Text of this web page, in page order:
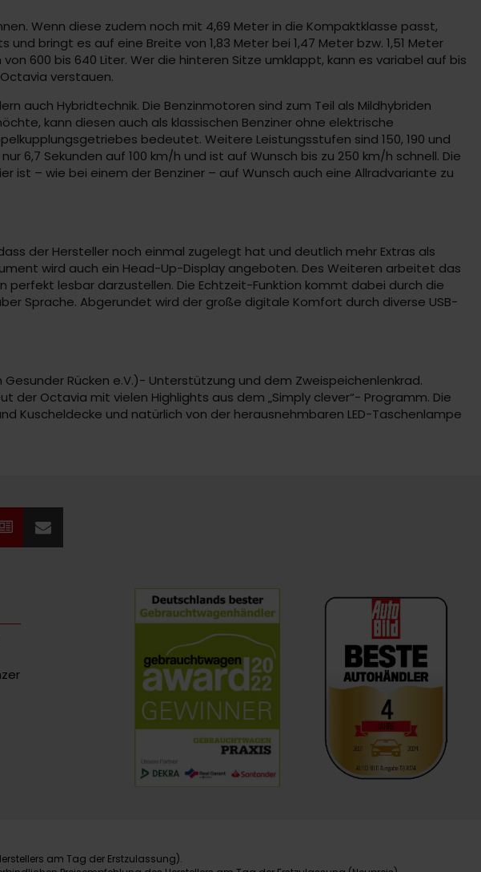
Wenn diese zudem noch mit 4,69 Meter in die Kompaktklasse passt,
bringt es auf eine Breite von 1,83 Meter bei 1,47 Meter bzw. 1,51 Meter
600 bis 640 Liter. Wer die hinteren Sitze umklappt, kann es variabel auf bis
verstauen.
auch Hybridtechnik. Die Benzinmotoren sind zum Teil als Mildhybriden
kann diesen auch als klassischen Benziner ohne elektrische
bedeutet. Weitere Leistungsstufen sind 150, 190 und
6,7 Sekunden auf 100 km/h und ist auf Wunsch bis zu 250 km/h schnell. Die
ist – wie bei einem der Benziner – auf Wunsch auch eine Allradvariante zu
der Hersteller noch einmal zugelegt hat und deutlich mehr Extras als
wird auch ein Head-Up-Display angeboten. Des Weiteren arbeitet das
lesbar darzustellen. Die Echtzeit-Funktion kommt dabei durch die
Sprache. Abgerundet wird der große digitale Komfort durch diverse USB-
Rücken e.V.)- Unterstützung und dem Zweispeichenlenkrad.
der Octavia mit vielen Highlights aus dem „Simply clever“- Programm. Die
Kuscheldecke und natürlich von der herausnehmbaren LED-Taschenlampe
am Tag der Erstzulassung).